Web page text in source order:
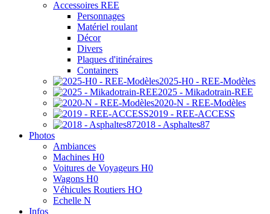
Accessoires REE
Personnages
Matériel roulant
Décor
Divers
Plaques d'itinéraires
Containers
2025-H0 - REE-Modèles
2025 - Mikadotrain-REE
2020-N - REE-Modèles
2019 - REE-ACCESS
2018 - Asphaltes87
Photos
Ambiances
Machines H0
Voitures de Voyageurs H0
Wagons H0
Véhicules Routiers HO
Echelle N
Infos